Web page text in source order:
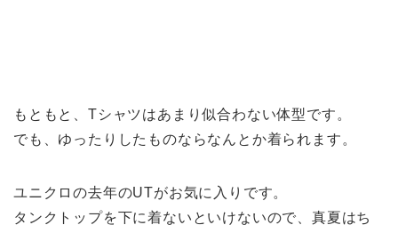
もともと、Tシャツはあまり似合わない体型です。
でも、ゆったりしたものならなんとか着られます。
ユニクロの去年のUTがお気に入りです。
タンクトップを下に着ないといけないので、真夏はち